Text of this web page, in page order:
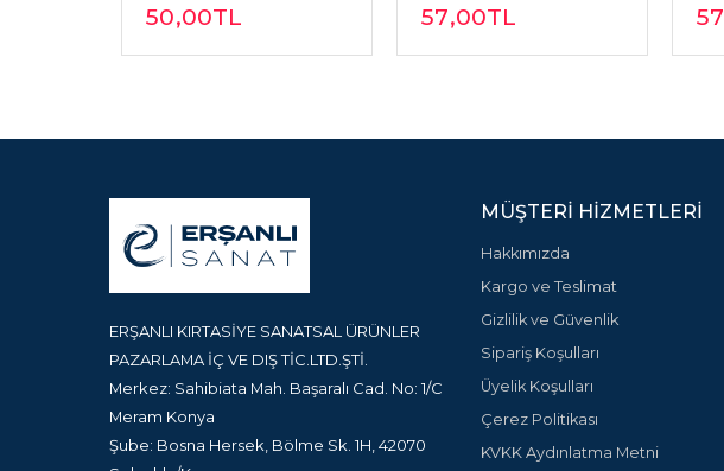
50,00TL 57,00TL 57
ERŞANLI KIRTASİYE SANATSAL ÜRÜNLER
PAZARLAMA İÇ VE DIŞ TİC.LTD.ŞTİ.
Merkez: Sahibiata Mah. Başaralı Cad. No: 1/C
Meram Konya
Şube: Bosna Hersek, Bölme Sk. 1H, 42070
MÜŞTERI HIZMETLERI
Hakkımızda
Kargo ve Teslimat
Gizlilik ve Güvenlik
Sipariş Koşulları
Üyelik Koşulları
Çerez Politikası
KVKK Aydınlatma Metni